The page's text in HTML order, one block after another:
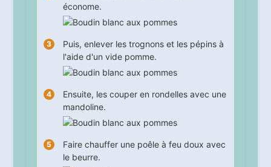
économe.
Puis, enlever les trognons et les pépins à
l'aide d'un vide pomme.
Ensuite, les couper en rondelles avec une
mandoline.
Faire chauffer une poêle à feu doux avec
le beurre.